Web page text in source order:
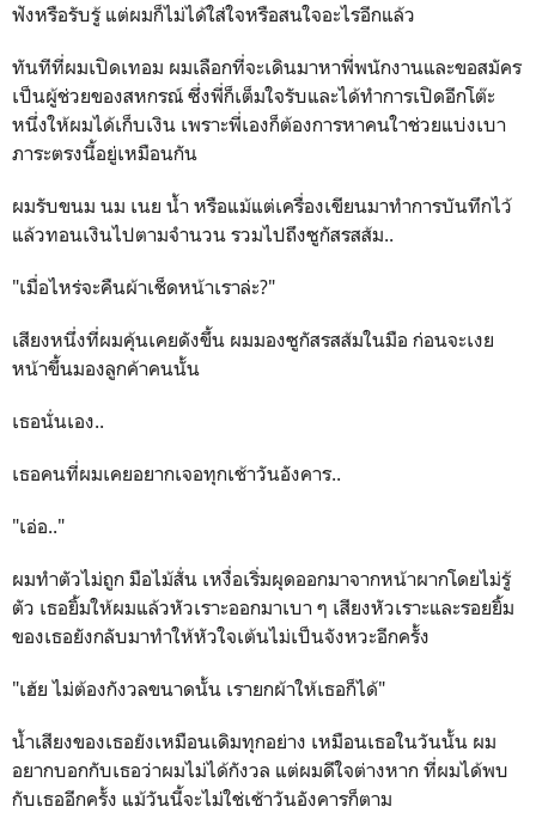
ฟังหรือรับรู้ แต่ผมก็ไม่ได้ใส่ใจหรือสนใจอะไรอีกแล้ว
ทันทีที่ผมเปิดเทอม ผมเลือกที่จะเดินมาหาพี่พนักงานและขอสมัคร
เป็นผู้ช่วยของสหกรณ์ ซึ่งพี่ก็เต็มใจรับและได้ทำการเปิดอีกโต๊ะ
หนึ่งให้ผมได้เก็บเงิน เพราะพี่เองก็ต้องการหาคนใาช่วยแบ่งเบา
ภาระตรงนี้อยู่เหมือนกัน
ผมรับขนม นม เนย น้ำ หรือแม้แต่เครื่องเขียนมาทำการบันทึกไว้
แล้วทอนเงินไปตามจำนวน รวมไปถึงซูกัสรสส้ม..
"เมื่อไหร่จะคืนผ้าเช็ดหน้าเราล่ะ?"
เสียงหนึ่งที่ผมคุ้นเคยดังขึ้น ผมมองซูกัสรสส้มในมือ ก่อนจะเงย
หน้าขึ้นมองลูกค้าคนนั้น
เธอนั่นเอง..
เธอคนที่ผมเคยอยากเจอทุกเช้าวันอังคาร..
"เอ่อ.."
ผมทำตัวไม่ถูก มือไม้สั่น เหงื่อเริ่มผุดออกมาจากหน้าผากโดยไม่รู้
ตัว เธอยิ้มให้ผมแล้วหัวเราะออกมาเบา ๆ เสียงหัวเราะและรอยยิ้ม
ของเธอยังกลับมาทำให้หัวใจเต้นไม่เป็นจังหวะอีกครั้ง
"เฮ้ย ไม่ต้องกังวลขนาดนั้น เรายกผ้าให้เธอก็ได้"
น้ำเสียงของเธอยังเหมือนเดิมทุกอย่าง เหมือนเธอในวันนั้น ผม
อยากบอกกับเธอว่าผมไม่ได้กังวล แต่ผมดีใจต่างหาก ที่ผมได้พบ
กับเธออีกครั้ง แม้วันนี้จะไม่ใช่เช้าวันอังคารก็ตาม